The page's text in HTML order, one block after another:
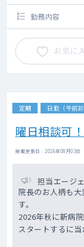
勤務内容
お気に
定期 日勤（午前診
曜日相談可
掲載更新日 : 2026年08月03
担当エージ
院長のお人柄も
す。
2026年秋に新病
スタートするに当